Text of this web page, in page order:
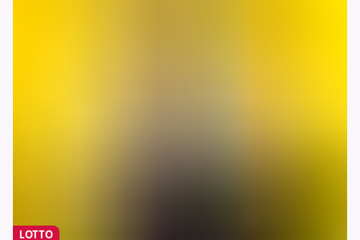
LOTTO